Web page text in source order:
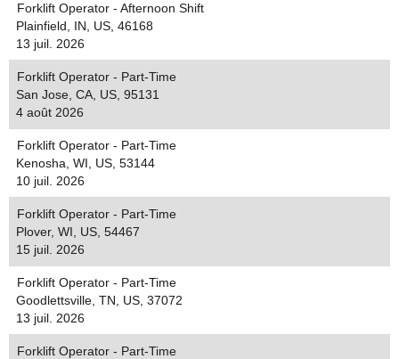
Forklift Operator - Afternoon Shift
Plainfield, IN, US, 46168
13 juil. 2026
Forklift Operator - Part-Time
San Jose, CA, US, 95131
4 août 2026
Forklift Operator - Part-Time
Kenosha, WI, US, 53144
10 juil. 2026
Forklift Operator - Part-Time
Plover, WI, US, 54467
15 juil. 2026
Forklift Operator - Part-Time
Goodlettsville, TN, US, 37072
13 juil. 2026
Forklift Operator - Part-Time